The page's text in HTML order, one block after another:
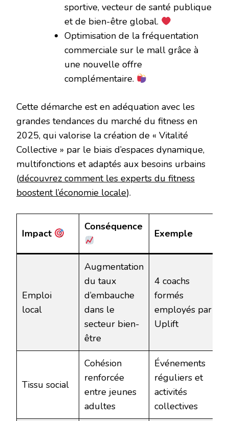
sportive, vecteur de santé publique
et de bien-être global.
Optimisation de la fréquentation
commerciale sur le mall grâce à
une nouvelle offre
complémentaire.
Cette démarche est en adéquation avec les
grandes tendances du marché du fitness en
2025, qui valorise la création de « Vitalité
Collective » par le biais d’espaces dynamique,
multifonctions et adaptés aux besoins urbains
(découvrez comment les experts du fitness
boostent l’économie locale).
Impact
Conséquence
Exemple
Emploi
local
Augmentation
du taux
d’embauche
dans le
secteur bien-
être
4 coachs
formés
employés par
Uplift
Tissu social
Cohésion
renforcée
entre jeunes
adultes
Événements
réguliers et
activités
collectives